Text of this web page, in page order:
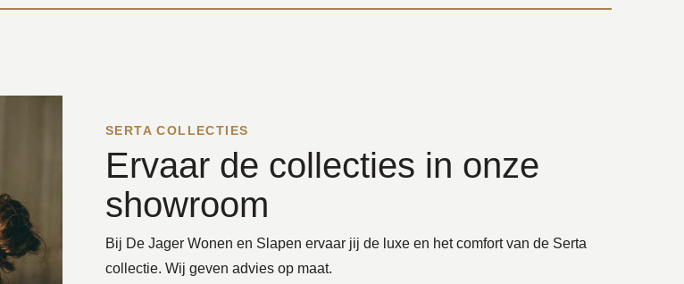
Ervaar de collecties in onze
showroom
SERTA COLLECTIES
Bij De Jager Wonen en Slapen ervaar jij de luxe en het comfort van de Serta
collectie. Wij geven advies op maat.